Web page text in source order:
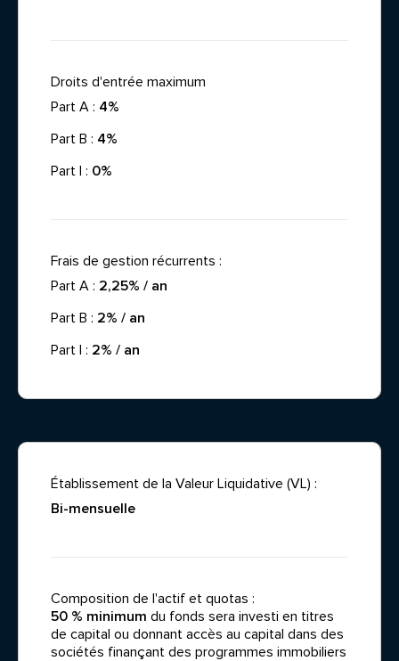
Droits d'entrée maximum
Part A : 4%
Part B : 4%
Part I : 0%
Frais de gestion récurrents :
Part A : 2,25% / an
Part B : 2% / an
Part I : 2% / an
Établissement de la Valeur Liquidative (VL) :
Bi-mensuelle
Composition de l'actif et quotas :
50 % minimum du fonds sera investi en titres
de capital ou donnant accès au capital dans des
sociétés finançant des programmes immobiliers